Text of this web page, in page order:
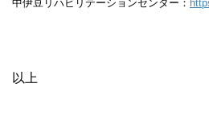
中伊豆リハビリテーションセンター：
以上